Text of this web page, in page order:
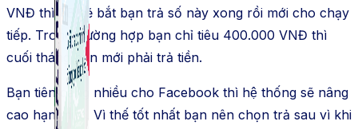
VNĐ thì FB sẽ bắt bạn trả số này xong rồi mới cho chạy
tiếp. Trong trường hợp bạn chỉ tiêu 400.000 VNĐ thì
cuối tháng bạn mới phải trả tiền.
Bạn tiên càng nhiều cho Facebook thì hệ thống sẽ nâng
cao hạn mức. Vì thế tốt nhất bạn nên chọn trả sau vì khi